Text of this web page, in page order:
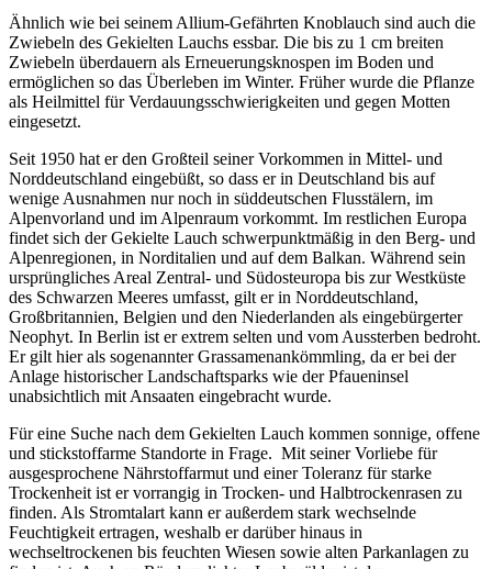
Ähnlich wie bei seinem Allium-Gefährten Knoblauch sind auch die
Zwiebeln des Gekielten Lauchs essbar. Die bis zu 1 cm breiten
Zwiebeln überdauern als Erneuerungsknospen im Boden und
ermöglichen so das Überleben im Winter. Früher wurde die Pflanze
als Heilmittel für Verdauungsschwierigkeiten und gegen Motten
eingesetzt.
Seit 1950 hat er den Großteil seiner Vorkommen in Mittel- und
Norddeutschland eingebüßt, so dass er in Deutschland bis auf
wenige Ausnahmen nur noch in süddeutschen Flusstälern, im
Alpenvorland und im Alpenraum vorkommt. Im restlichen Europa
findet sich der Gekielte Lauch schwerpunktmäßig in den Berg- und
Alpenregionen, in Norditalien und auf dem Balkan. Während sein
ursprüngliches Areal Zentral- und Südosteuropa bis zur Westküste
des Schwarzen Meeres umfasst, gilt er in Norddeutschland,
Großbritannien, Belgien und den Niederlanden als eingebürgerter
Neophyt. In Berlin ist er extrem selten und vom Aussterben bedroht.
Er gilt hier als sogenannter Grassamenankömmling, da er bei der
Anlage historischer Landschaftsparks wie der Pfaueninsel
unabsichtlich mit Ansaaten eingebracht wurde.
Für eine Suche nach dem Gekielten Lauch kommen sonnige, offene
und stickstoffarme Standorte in Frage. Mit seiner Vorliebe für
ausgesprochene Nährstoffarmut und einer Toleranz für starke
Trockenheit ist er vorrangig in Trocken- und Halbtrockenrasen zu
finden. Als Stromtalart kann er außerdem stark wechselnde
Feuchtigkeit ertragen, weshalb er darüber hinaus in
wechseltrockenen bis feuchten Wiesen sowie alten Parkanlagen zu